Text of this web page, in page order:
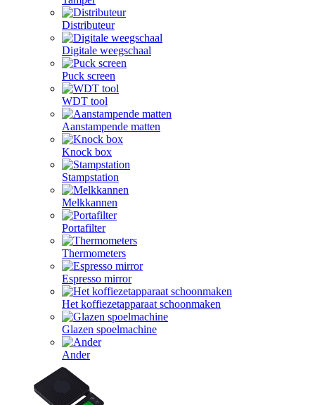
Distributeur
Digitale weegschaal
Puck screen
WDT tool
Aanstampende matten
Knock box
Stampstation
Melkkannen
Portafilter
Thermometers
Espresso mirror
Het koffiezetapparaat schoonmaken
Glazen spoelmachine
Ander